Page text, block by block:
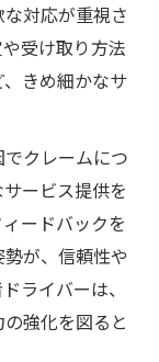
対応が重視さ
受け取り方法
きめ細かなサ
クレームにつ
ービス提供を
ードバックを
が、信頼性や
ライバーは、
強化を図ると